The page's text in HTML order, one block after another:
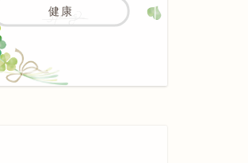
健康